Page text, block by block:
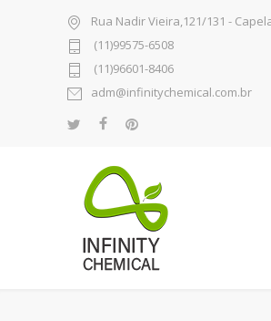
Rua Nadir Vieira,121/131 -
(11)99575-6508
(11)96601-8406
adm@infinitychemical.com.br